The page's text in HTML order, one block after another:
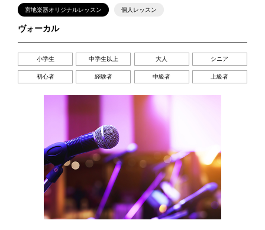
宮地楽器オリジナルレッスン 個人レッスン
ヴォーカル
小学生 中学生以上 大人 シニア
初心者 経験者 中級者 上級者